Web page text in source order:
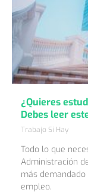
¿Quieres
Debes leer
Trabajo Sí Hay
Todo lo que
Administración
más
empleo.